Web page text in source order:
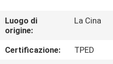
CIRCA
NOI
Luogo di
origine:
La Cina
Certificazione:
TPED